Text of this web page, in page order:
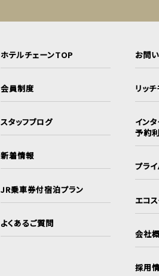
ホテルチェーンTOP
会員制度
スタッフブログ
新着情報
JR乗車券付宿泊プラン
よくあるご質問
お問
リッ
イン
予約
プラ
エコ
会社
採用